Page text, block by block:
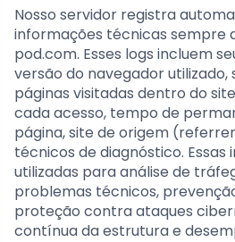
Nosso servidor registra
informações técnicas sempre
pod.com. Esses logs incluem
versão do navegador
páginas visitadas dentro do
cada acesso, tempo de
página, site de origem
técnicos de diagnóstico. Essas
utilizadas para análise de
problemas técnicos,
proteção contra ataques
contínua da estrutura e